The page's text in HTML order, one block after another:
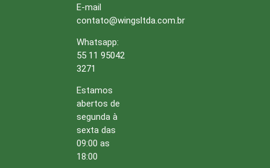
E-mail
contato@wingsltda.com.br
Whatsapp:
55 11 95042
3271
Estamos
abertos de
segunda à
sexta das
09:00 as
18:00